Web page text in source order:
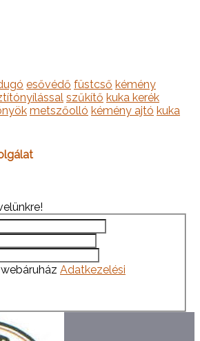
esővédő füstcső kémény
szűkítő kuka kerék
metszőolló kémény ajtó kuka
Adatkezelési